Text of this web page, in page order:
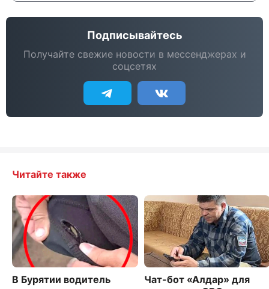
Подписывайтесь
Получайте свежие новости в мессенджерах и
соцсетях
Читайте также
В Бурятии водитель
Чат-бот «Алдар» для